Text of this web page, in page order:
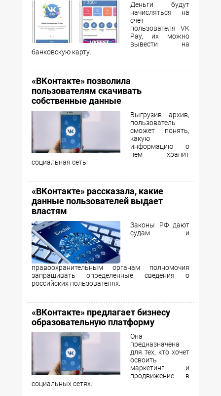
Деньги будут
начисляться на
счет
пользователя VK
Pay, их можно
вывести на
банковскую карту.
«ВКонтакте» позволила
пользователям скачивать
собственные данные
Выгрузив архив,
пользователь
сможет понять,
какую
информацию о
нем хранит
социальная сеть.
«ВКонтакте» рассказала, какие
данные пользователей выдает
властям
Законы РФ дают
судам и
правоохранительным органам полномочия
запрашивать определенные сведения о
российских пользователях.
«ВКонтакте» предлагает бизнесу
образовательную платформу
Она
предназначена
для тех, кто хочет
освоить
маркетинг и
продвижение в
социальных сетях.